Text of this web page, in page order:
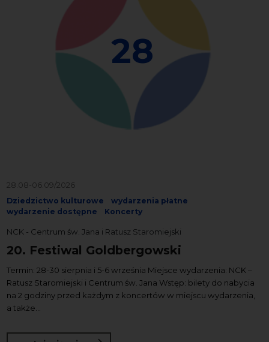
28
28.08-06.09/2026
Dziedzictwo kulturowe
wydarzenia płatne
wydarzenie dostępne
Koncerty
NCK - Centrum św. Jana i Ratusz Staromiejski
20. Festiwal Goldbergowski
Termin: 28-30 sierpnia i 5-6 września Miejsce wydarzenia: NCK –
Ratusz Staromiejski i Centrum św. Jana Wstęp: bilety do nabycia
na 2 godziny przed każdym z koncertów w miejscu wydarzenia,
a także...